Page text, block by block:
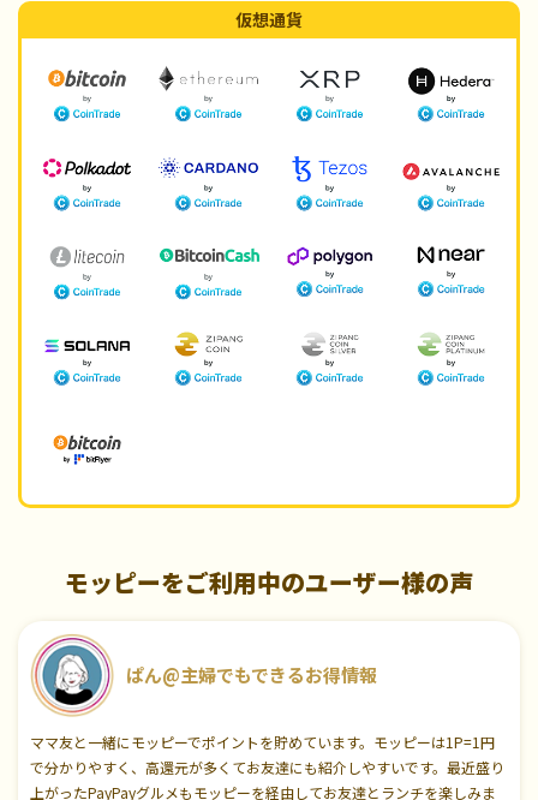
仮想通貨
モッピーをご利用中のユーザー様の声
ぱん@主婦でもできるお得情報
ママ友と一緒にモッピーでポイントを貯めています。モッピーは1P=1円
で分かりやすく、高還元が多くてお友達にも紹介しやすいです。最近盛り
上がったPayPayグルメもモッピーを経由してお友達とランチを楽しみま